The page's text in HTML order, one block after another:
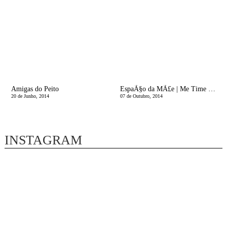
Amigas do Peito
20 de Junho, 2014
EspaÃ§o da MÃ£e | Me Time | A ImportÃ¢ncia do Tempo para NÃ³s
07 de Outubro, 2014
INSTAGRAM